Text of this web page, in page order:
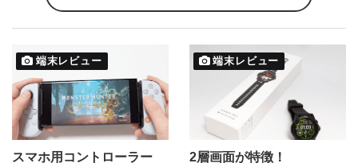
端末レビュー
スマホ用コントローラー
端末レビュー
2層画面が特徴！